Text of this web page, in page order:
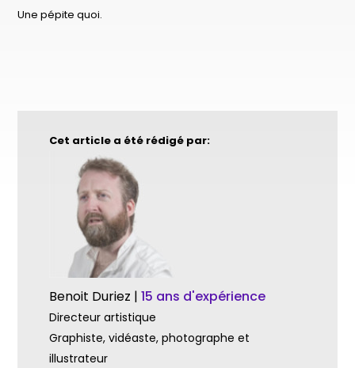
Une pépite quoi.
Cet article a été rédigé par:
Benoit Duriez |15 ans d'expérience
Directeur artistique
Graphiste, vidéaste, photographe et
illustrateur